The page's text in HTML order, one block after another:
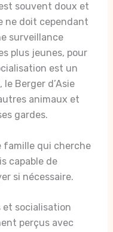
souvent doux et
ne doit cependant
surveillance
plus jeunes, pour
est un
Berger d’Asie
animaux et
gardes.
famille qui cherche
capable de
si nécessaire.
et socialisation
perçus avec